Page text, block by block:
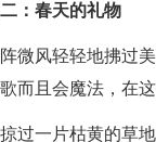
：春天的礼物
微风轻轻地拂过
而且会魔法，在
过一片枯黄的草